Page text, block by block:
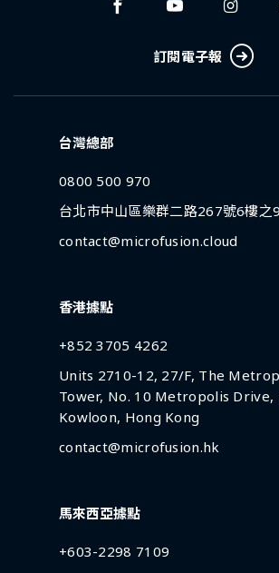
訂閱電子報
台灣總部
0800 500 970
台北市中山區樂群二路267號6樓之9
contact@microfusion.cloud
香港據點
+852 3705 4262
Units 2710-12, 27/F, The
Tower, No. 10 Metropolis Drive,
Kowloon, Hong Kong
contact@microfusion.hk
馬來西亞據點
+603-2298 7109